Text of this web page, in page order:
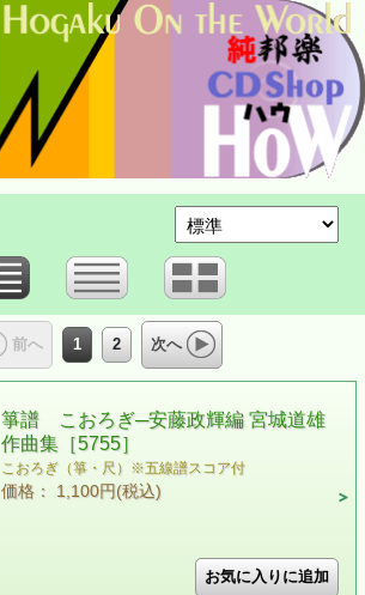
前へ 1 2 次へ
箏譜 こおろぎ─安藤政輝編 宮城道雄
作曲集［5755］
こおろぎ（箏・尺）※五線譜スコア付
価格： 1,100円(税込)